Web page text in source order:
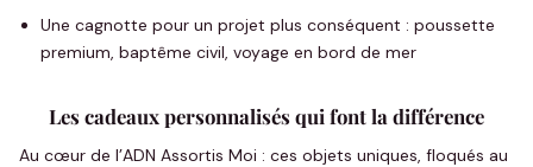
Une cagnotte pour un projet plus conséquent : poussette
premium, baptême civil, voyage en bord de mer
Les cadeaux personnalisés qui font la différence
Au cœur de l’ADN Assortis Moi : ces objets uniques, floqués au